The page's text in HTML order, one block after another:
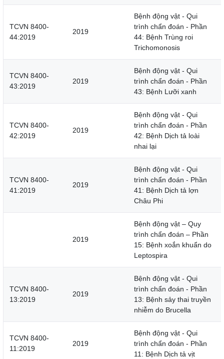
TCVN 8400-
44:2019
2019
Bệnh động vật - Qui
trình chẩn đoán - Phần
44: Bệnh Trùng roi
Trichomonosis
TCVN 8400-
43:2019
2019
Bệnh động vật - Qui
trình chẩn đoán - Phần
43: Bệnh Lưỡi xanh
TCVN 8400-
42:2019
2019
Bệnh động vật - Qui
trình chẩn đoán - Phần
42: Bệnh Dịch tả loài
nhai lại
TCVN 8400-
41:2019
2019
Bệnh động vật - Qui
trình chẩn đoán - Phần
41: Bệnh Dịch tả lợn
Châu Phi
2019
Bệnh động vật – Quy
trình chẩn đoán – Phần
15: Bệnh xoắn khuẩn do
Leptospira
TCVN 8400-
13:2019
2019
Bệnh động vật - Qui
trình chẩn đoán - Phần
13: Bệnh sảy thai truyền
nhiễm do Brucella
TCVN 8400-
11:2019
2019
Bệnh động vật - Qui
trình chẩn đoán - Phần
11: Bệnh Dịch tả vịt